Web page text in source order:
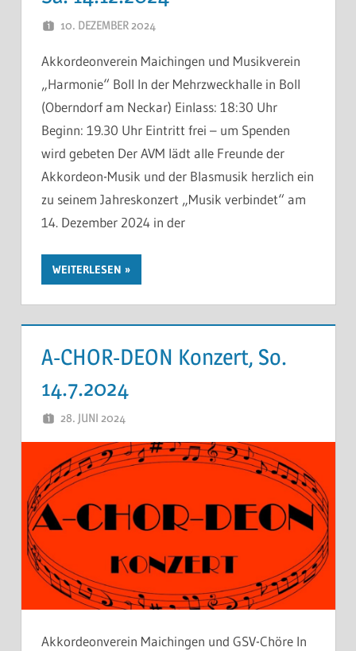
10. DEZEMBER 2024
Akkordeonverein Maichingen und Musikverein
„Harmonie“ Boll In der Mehrzweckhalle in Boll
(Oberndorf am Neckar) Einlass: 18:30 Uhr
Beginn: 19.30 Uhr Eintritt frei – um Spenden
wird gebeten Der AVM lädt alle Freunde der
Akkordeon-Musik und der Blasmusik herzlich ein
zu seinem Jahreskonzert „Musik verbindet“ am
14. Dezember 2024 in der
WEITERLESEN
A-CHOR-DEON Konzert, So.
14.7.2024
28. JUNI 2024
Akkordeonverein Maichingen und GSV-Chöre In